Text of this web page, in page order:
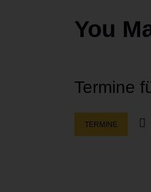
You
Termine
TERMINE